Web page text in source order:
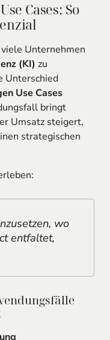
Cases: So
Unternehmen
(KI) zu
Unterschied
Use Cases
bringt
Umsatz steigert,
strategischen
wo
entfaltet,